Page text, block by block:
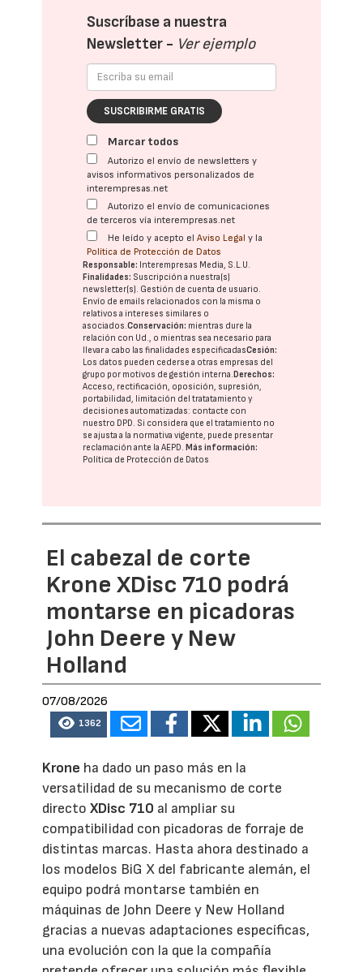
Suscríbase a nuestra
Newsletter - Ver ejemplo
SUSCRIBIRME GRATIS
Marcar todos
Autorizo el envío de newsletters y
avisos informativos personalizados de
interempresas.net
Autorizo el envío de comunicaciones
de terceros vía interempresas.net
He leído y acepto elAviso Legal y la
Política de Protección de Datos
Responsable: Interempresas Media, S.L.U.
Finalidades: Suscripción a nuestra(s)
newsletter(s). Gestión de cuenta de usuario.
Envío de emails relacionados con la misma o
relativos a intereses similares o
asociados.Conservación: mientras dure la
relación con Ud., o mientras sea necesario para
llevar a cabo las finalidades especificadasCesión:
Los datos pueden cederse a otras empresas del
grupo por motivos de gestión interna.Derechos:
Acceso, rectificación, oposición, supresión,
portabilidad, limitación del tratatamiento y
decisiones automatizadas: contacte con
nuestro DPD. Si considera que el tratamiento no
se ajusta a la normativa vigente, puede presentar
reclamación ante laAEPD.Más información:
Política de Protección de Datos
El cabezal de corte
Krone XDisc 710 podrá
montarse en picadoras
John Deere y New
Holland
07/08/2026
1362
Krone ha dado un paso más en la
versatilidad de su mecanismo de corte
directoXDisc 710 al ampliar su
compatibilidad con picadoras de forraje de
distintas marcas. Hasta ahora destinado a
los modelos BiG X del fabricante alemán, el
equipo podrá montarse también en
máquinas de John Deere y New Holland
gracias a nuevas adaptaciones específicas,
una evolución con la que la compañía